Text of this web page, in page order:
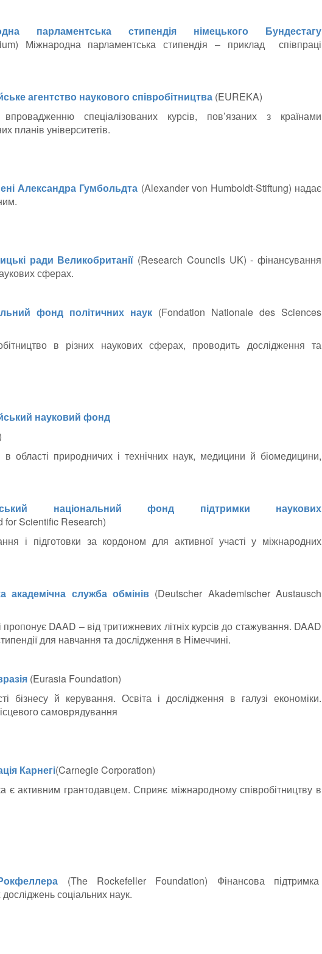
парламентська стипендія німецького Бундестагу
Міжнародна парламентська стипендія – приклад співпраці
агентство наукового співробітництва (EUREKA)
спеціалізованих курсів, пов’язаних з країнами
планів університетів.
Александра Гумбольдта (Alexander von Humboldt-Stiftung) надає
ради Великобританії (Research Councils UK) - фінансування
сферах.
фонд політичних наук (Fondation Nationale des Sciences
в різних наукових сферах, проводить дослідження та
науковий фонд
області природничих і технічних наук, медицини й біомедицини,
національний фонд підтримки наукових
for Scientific Research)
і підготовки за кордоном для активної участі у міжнародних
академічна служба обмінів (Deutscher Akademischer Austausch
DAAD – від тритижневих літніх курсів до стажування. DAAD
для навчання та дослідження в Німеччині.
(Eurasia Foundation)
бізнесу й керування. Освіта і дослідження в галузі економіки.
самоврядування
Карнегі(Carnegie Corporation)
є активним грантодавцем. Сприяє міжнародному співробітництву в
(The Rockefeller Foundation) Фінансова підтримка
соціальних наук.